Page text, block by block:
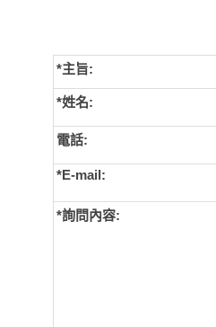
*主旨:
*姓名:
電話:
*E-mail:
*詢問內容: